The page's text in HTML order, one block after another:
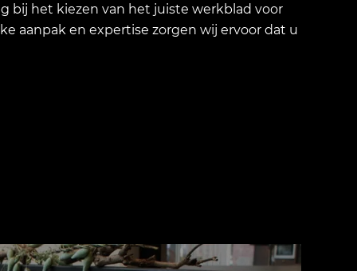
bij het kiezen van het juiste werkblad voor
aanpak en expertise zorgen wij ervoor dat u